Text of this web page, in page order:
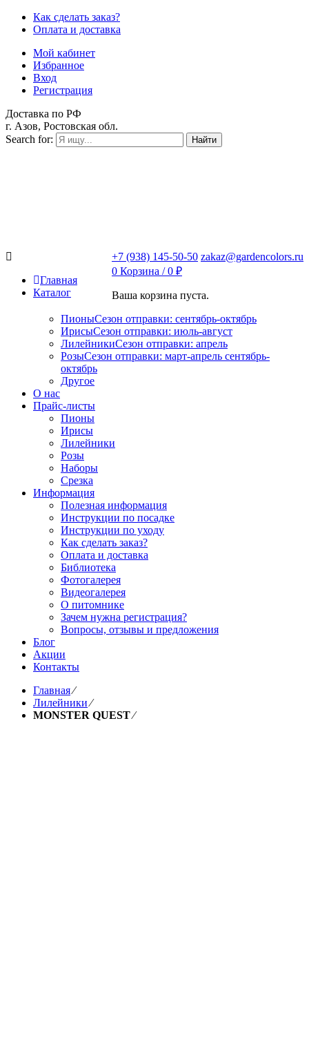
Как сделать заказ?
Оплата и доставка
Мой кабинет
Избранное
Вход
Регистрация
Доставка по РФ
г. Азов, Ростовская обл.
Search for:
Найти
+7 (938) 145-50-50 zakaz@gardencolors.ru
0 Корзина /0 ₽
Ваша корзина пуста.
Главная
Каталог
ПионыСезон отправки: сентябрь-октябрь
ИрисыСезон отправки: июль-август
ЛилейникиСезон отправки: апрель
РозыСезон отправки: март-апрель сентябрь-
октябрь
Другое
О нас
Прайс-листы
Пионы
Ирисы
Лилейники
Розы
Наборы
Срезка
Информация
Полезная информация
Инструкции по посадке
Инструкции по уходу
Как сделать заказ?
Оплата и доставка
Библиотека
Фотогалерея
Видеогалерея
О питомнике
Зачем нужна регистрация?
Вопросы, отзывы и предложения
Блог
Акции
Контакты
Главная⁄
Лилейники⁄
MONSTER QUEST⁄